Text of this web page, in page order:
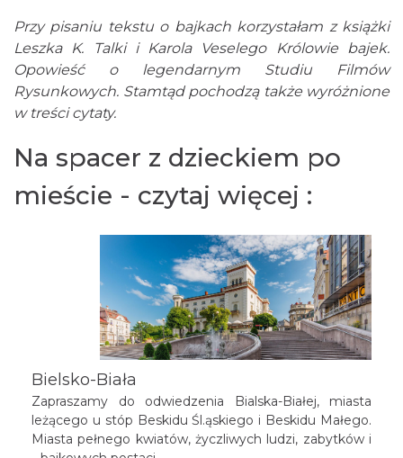
Przy pisaniu tekstu o bajkach korzystałam z książki
Leszka K. Talki i Karola Veselego Królowie bajek.
Opowieść o legendarnym Studiu Filmów
Rysunkowych. Stamtąd pochodzą także wyróżnione
w treści cytaty.
Na spacer z dzieckiem po
mieście - czytaj więcej :
Bielsko-Biała
Zapraszamy do odwiedzenia Bialska-Białej, miasta
leżącego u stóp Beskidu Śl.ąskiego i Beskidu Małego.
Miasta pełnego kwiatów, życzliwych ludzi, zabytków i